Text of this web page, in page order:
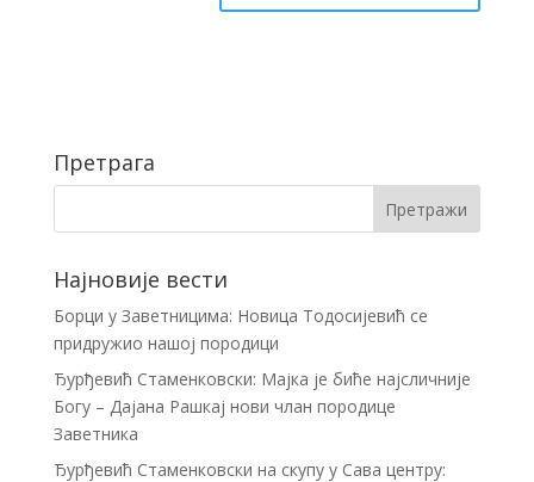
Претрага
Најновије вести
Борци у Заветницима: Новица Тодосијевић се
придружио нашој породици
Ђурђевић Стаменковски: Мајка је биће најсличније
Богу – Дајана Рашкај нови члан породице
Заветника
Ђурђевић Стаменковски на скупу у Сава центру: